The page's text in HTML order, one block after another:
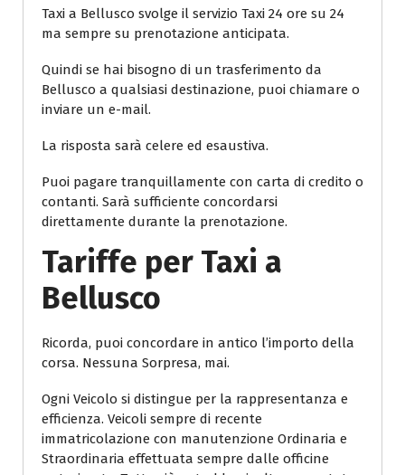
Taxi a Bellusco svolge il servizio Taxi 24 ore su 24
ma sempre su prenotazione anticipata.
Quindi se hai bisogno di un trasferimento da
Bellusco a qualsiasi destinazione, puoi chiamare o
inviare un e-mail.
La risposta sarà celere ed esaustiva.
Puoi pagare tranquillamente con carta di credito o
contanti. Sarà sufficiente concordarsi
direttamente durante la prenotazione.
Tariffe per Taxi a
Bellusco
Ricorda, puoi concordare in antico l’importo della
corsa. Nessuna Sorpresa, mai.
Ogni Veicolo si distingue per la rappresentanza e
efficienza. Veicoli sempre di recente
immatricolazione con manutenzione Ordinaria e
Straordinaria effettuata sempre dalle officine